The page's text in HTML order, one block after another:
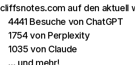
cliffsnotes.com auf den aktuell
4441 Besuche von ChatGPT
1754 von Perplexity
1035 von Claude
… und mehr!